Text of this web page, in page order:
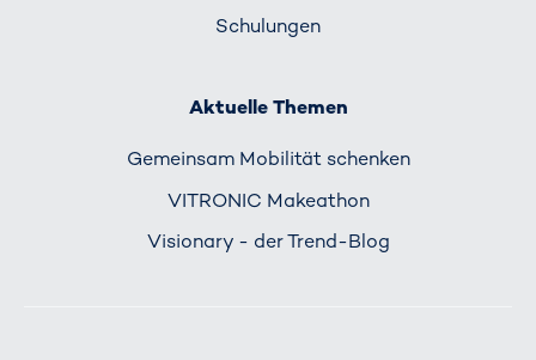
Schulungen
Aktuelle Themen
Gemeinsam Mobilität schenken
VITRONIC Makeathon
Visionary - der Trend-Blog